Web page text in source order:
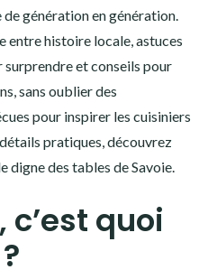
génération en génération.
entre histoire locale, astuces
et conseils pour
sans oublier des
pour inspirer les cuisiniers
pratiques, découvrez
digne des tables de Savoie.
quoi